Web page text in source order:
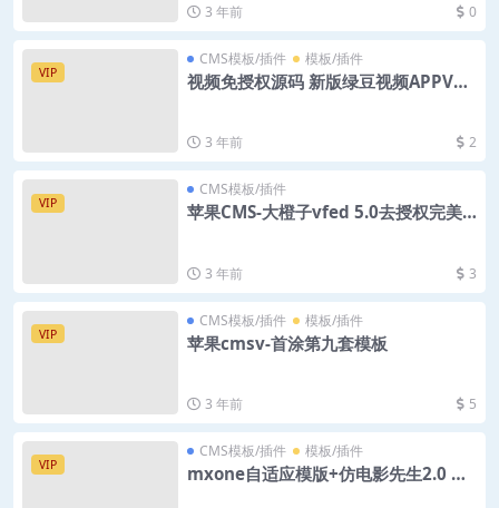
3 年前 0
VIP
CMS模板/插件 模板/插件
视频免授权源码 新版绿豆视频APPV6.
3 年前 2
VIP
CMS模板/插件
苹果CMS-大橙子vfed 5.0去授权完美
3 年前 3
VIP
CMS模板/插件 模板/插件
苹果cmsv-首涂第九套模板
3 年前 5
VIP
CMS模板/插件 模板/插件
mxone自适应模版+仿电影先生2.0 苹